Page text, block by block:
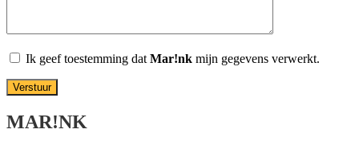
Ik geef toe­stem­ming dat Mar!nk mijn gege­vens verwerkt.
MAR!NK